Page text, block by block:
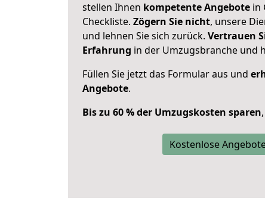
stellen Ihnen kompetente Angebote in
Checkliste. Zögern Sie nicht, unsere
und lehnen Sie sich zurück. Vertrauen
Erfahrung in der Umzugsbranche und
Füllen Sie jetzt das Formular aus und
Angebote.
Bis zu 60 % der Umzugskosten sparen
Kostenlose